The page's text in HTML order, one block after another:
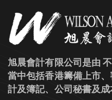
旭晨會計有限公司是由
當中包括香港籌備上市
計及簿記、公司秘書及成